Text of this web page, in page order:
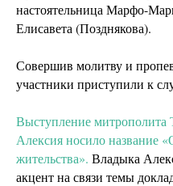
настоятельница Марфо-
Елисавета (Позднякова).
Совершив молитву и
участники приступили к
Выступление митрополита
Алексия носило название
жительства». Владыка
акцент на связи темы